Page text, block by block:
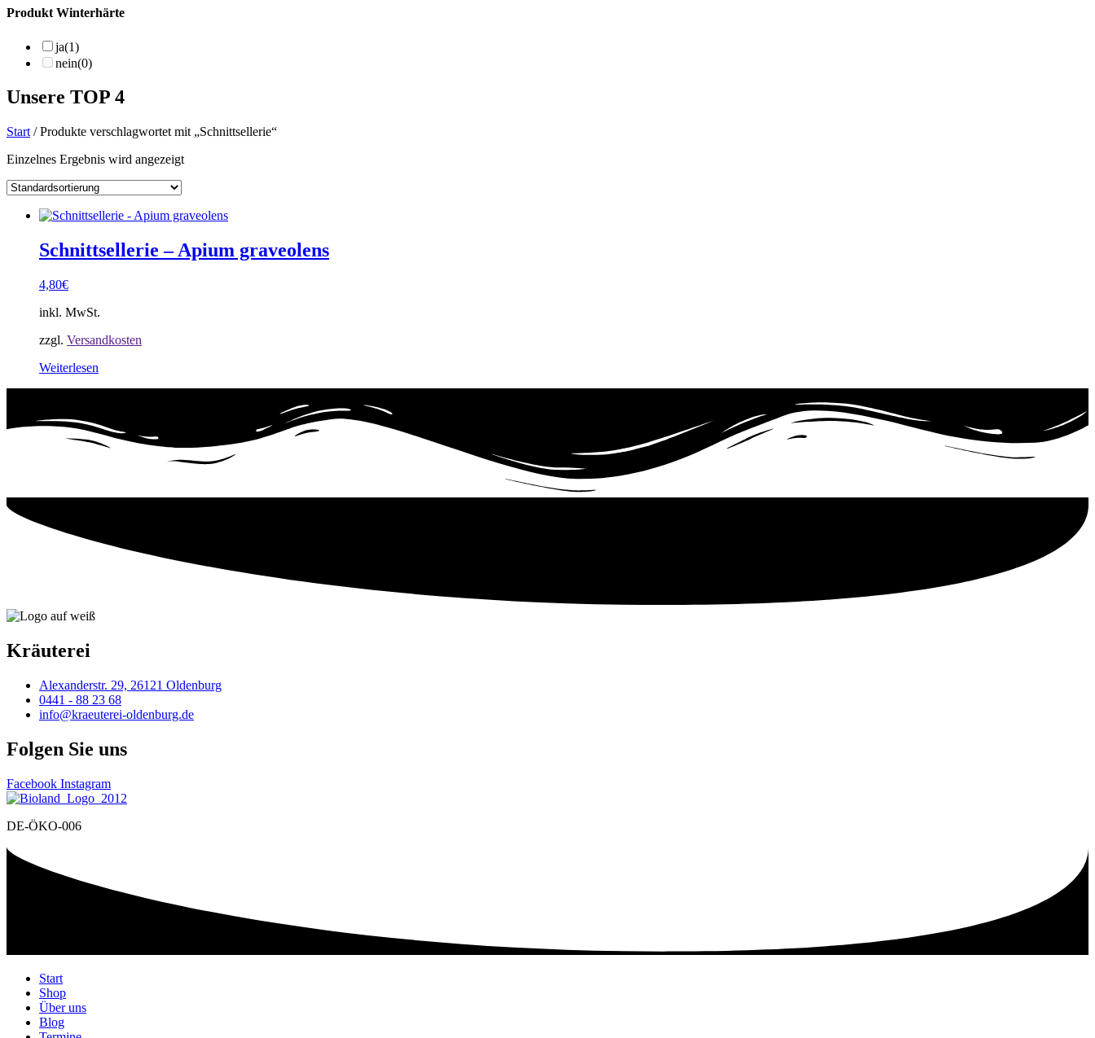
Produkt Winterhärte
ja(1)
nein(0)
Unsere TOP 4
Start / Produkte verschlagwortet mit „Schnittsellerie“
Einzelnes Ergebnis wird angezeigt
Schnittsellerie – Apium graveolens
4,80€
inkl. MwSt.
zzgl. Versandkosten
Weiterlesen
Kräuterei
Alexanderstr. 29, 26121 Oldenburg
0441 - 88 23 68
info@kraeuterei-oldenburg.de
Folgen Sie uns
Facebook Instagram
DE-ÖKO-006
Start
Shop
Über uns
Blog